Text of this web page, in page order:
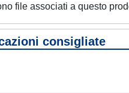
file associati a questo
consigliate